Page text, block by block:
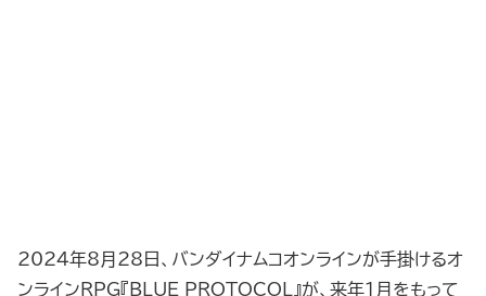
2024年8月28日、バンダイナムコオンラインが手掛けるオ
ンラインRPG『BLUE PROTOCOL』が、来年1月をもって